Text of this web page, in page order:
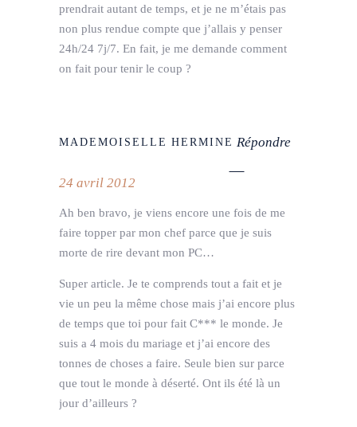
prendrait autant de temps, et je ne m’étais pas
non plus rendue compte que j’allais y penser
24h/24 7j/7. En fait, je me demande comment
on fait pour tenir le coup ?
MADEMOISELLE HERMINE Répondre
24 avril 2012
Ah ben bravo, je viens encore une fois de me
faire topper par mon chef parce que je suis
morte de rire devant mon PC…
Super article. Je te comprends tout a fait et je
vie un peu la même chose mais j’ai encore plus
de temps que toi pour fait C*** le monde. Je
suis a 4 mois du mariage et j’ai encore des
tonnes de choses a faire. Seule bien sur parce
que tout le monde à déserté. Ont ils été là un
jour d’ailleurs ?